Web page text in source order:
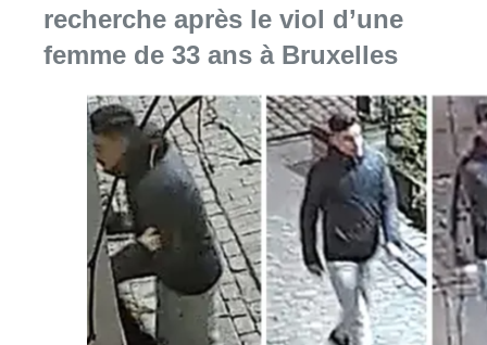
06 août 2026 Consulter l'article "La police lance un avis
La Commune d’Ixelles ouvre un
registre de condoléances en
mémoire de Jaswinder Singh,
commerçant tué lors d’un